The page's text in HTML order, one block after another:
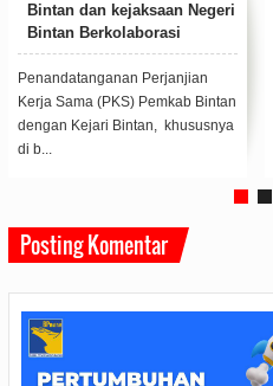
Peringati Maulid Nabi
Muhammad SAW, Teladani
Akhlak Rasulullah
Polres Bintan menggelar
Peringatan Maulid Nabi
Muhammad SAW 1446
Hijriah/2024 di Masjid Darul ...
Posting Komentar